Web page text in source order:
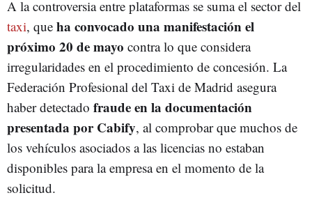
A la controversia entre plataformas se suma el sector del
taxi, que ha convocado una manifestación el
próximo 20 de mayo contra lo que considera
irregularidades en el procedimiento de concesión. La
Federación Profesional del Taxi de Madrid asegura
haber detectado fraude en la documentación
presentada por Cabify, al comprobar que muchos de
los vehículos asociados a las licencias no estaban
disponibles para la empresa en el momento de la
solicitud.